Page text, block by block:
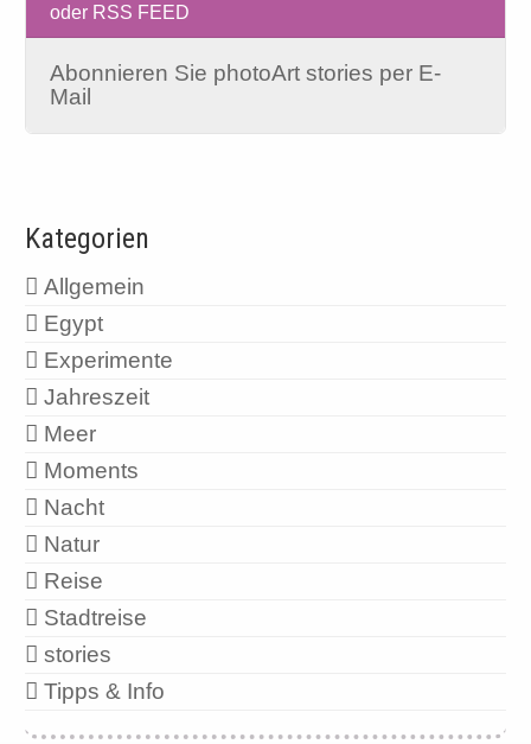
oder RSS FEED
Abonnieren Sie photoArt stories per E-
Mail
Kategorien
Allgemein
Egypt
Experimente
Jahreszeit
Meer
Moments
Nacht
Natur
Reise
Stadtreise
stories
Tipps & Info